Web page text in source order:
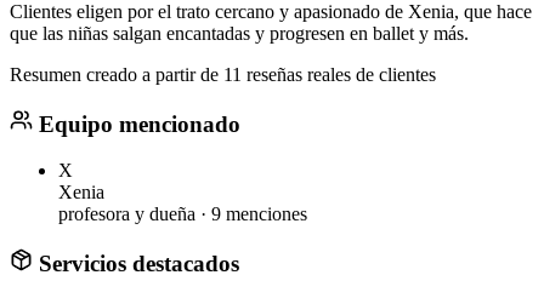
Clientes eligen por el trato cercano y apasionado de Xenia, que hace
que las niñas salgan encantadas y progresen en ballet y más.
Resumen creado a partir de 11 reseñas reales de clientes
Equipo mencionado
X
Xenia
profesora y dueña · 9 menciones
Servicios destacados